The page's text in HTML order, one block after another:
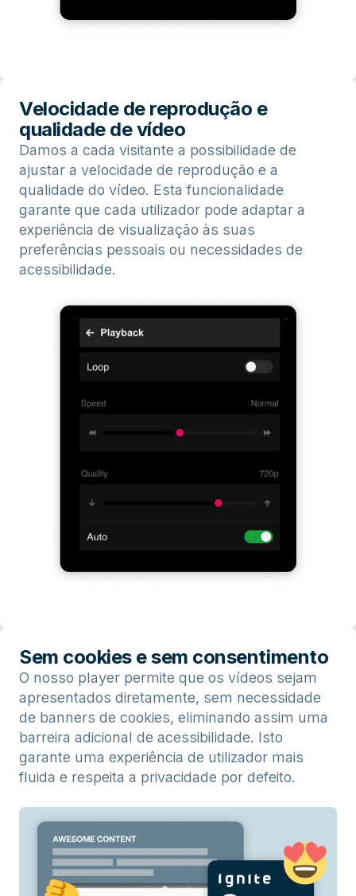
Velocidade de reprodução e
qualidade de vídeo
Damos a cada visitante a possibilidade de
ajustar a velocidade de reprodução e a
qualidade do vídeo. Esta funcionalidade
garante que cada utilizador pode adaptar a
experiência de visualização às suas
preferências pessoais ou necessidades de
acessibilidade.
Sem cookies e sem consentimento
O nosso player permite que os vídeos sejam
apresentados diretamente, sem necessidade
de banners de cookies, eliminando assim uma
barreira adicional de acessibilidade. Isto
garante uma experiência de utilizador mais
fluida e respeita a privacidade por defeito.